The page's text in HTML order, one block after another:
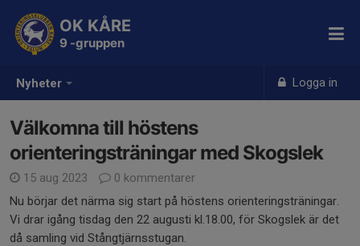
Nyheter Logga in
OK KÅRE
9 -gruppen
Välkomna till höstens
orienteringsträningar med Skogslek
15 aug 2023
0 kommentarer
Nu börjar det närma sig start på höstens orienteringsträningar.
Vi drar igång tisdag den 22 augusti kl.18.00, för Skogslek är det
då samling vid Stångtjärnsstugan.